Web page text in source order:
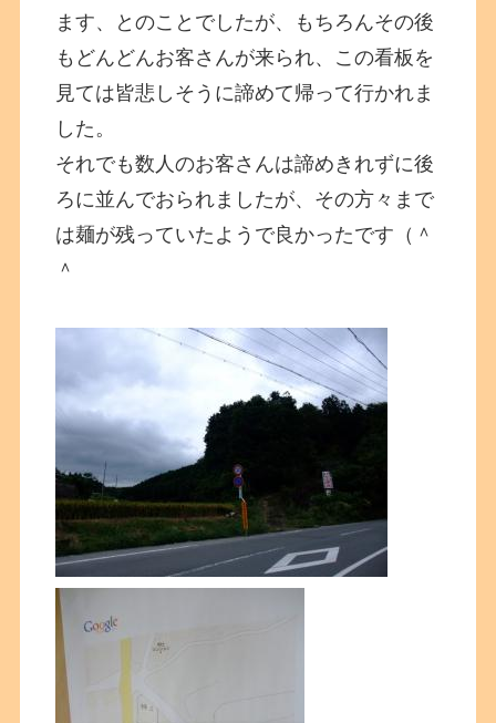
ます、とのことでしたが、もちろんその後
もどんどんお客さんが来られ、この看板を
見ては皆悲しそうに諦めて帰って行かれま
した。
それでも数人のお客さんは諦めきれずに後
ろに並んでおられましたが、その方々まで
は麺が残っていたようで良かったです（＾
＾